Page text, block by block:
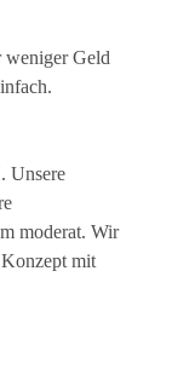
weniger Geld
Unsere
moderat. Wir
Konzept mit